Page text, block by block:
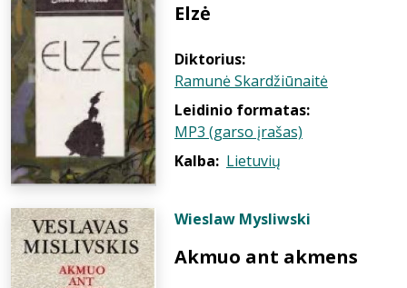
Elzė
Diktorius:
Ramunė Skardžiūnaitė
Leidinio formatas:
MP3 (garso įrašas)
Kalba: Lietuvių
Wieslaw Mysliwski
Akmuo ant akmens